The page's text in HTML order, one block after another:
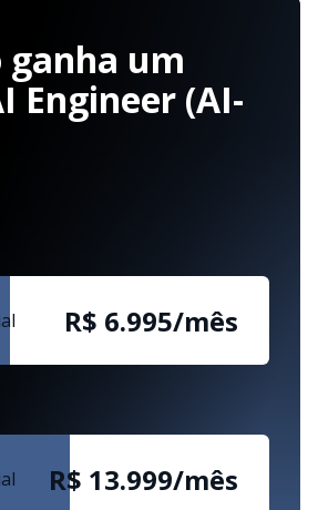
um
Engineer (AI-
R$ 7.000/mês
R$ 14.000/mês